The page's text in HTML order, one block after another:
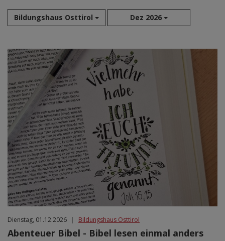
Bildungshaus Osttirol Dez 2026
Aug 2026
Sep 2026
Okt 2026
Nov 2026
Dez 2026
Jan 2027
Feb 2027
Mär 2027
Apr 2027
Mai 2027
Jun 2027
Jul 2027
Dienstag, 01.12.2026 | Bildungshaus Osttirol
Abenteuer Bibel - Bibel lesen einmal anders